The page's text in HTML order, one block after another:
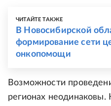
ЧИТАЙТЕ ТАКЖЕ
В Новосибирской
формирование сети
онкопомощи
Возможности
регионах неодинаковы.